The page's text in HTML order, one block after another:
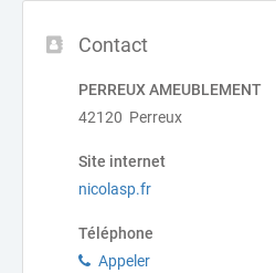
Contact
PERREUX AMEUBLEMENT
42120 Perreux
Site internet
nicolasp.fr
Téléphone
Appeler